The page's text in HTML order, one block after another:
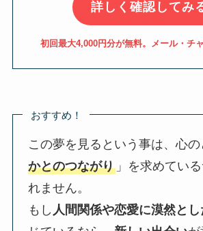
詳しく確認してみ
初回最大4,000円分が無料。メール・チ
おすすめ！
この夢を見るという事は、心
かとのつながり 」を求めてい
れません。
もし 人間関係や恋愛に漠然とし